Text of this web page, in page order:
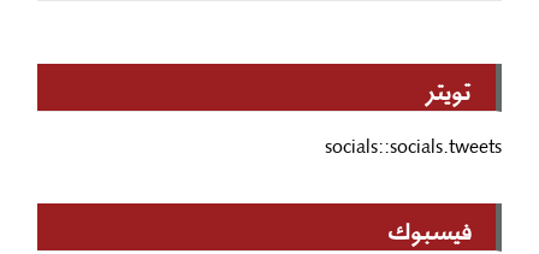
تويتر
socials::socials.tweets
فيسبوك